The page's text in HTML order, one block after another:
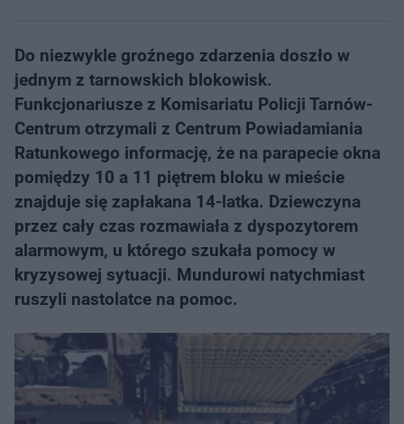
Do niezwykle groźnego zdarzenia doszło w
jednym z tarnowskich blokowisk.
Funkcjonariusze z Komisariatu Policji Tarnów-
Centrum otrzymali z Centrum Powiadamiania
Ratunkowego informację, że na parapecie okna
pomiędzy 10 a 11 piętrem bloku w mieście
znajduje się zapłakana 14-latka. Dziewczyna
przez cały czas rozmawiała z dyspozytorem
alarmowym, u którego szukała pomocy w
kryzysowej sytuacji. Mundurowi natychmiast
ruszyli nastolatce na pomoc.